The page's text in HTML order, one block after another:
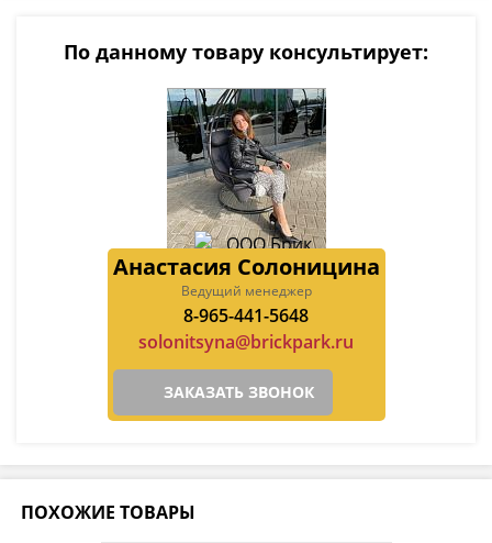
По данному товару консультирует:
Анастасия Солоницина
Ведущий менеджер
8-965-441-5648
solonitsyna@brickpark.ru
ЗАКАЗАТЬ ЗВОНОК
ПОХОЖИЕ ТОВАРЫ